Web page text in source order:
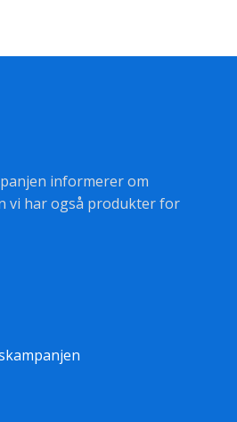
informerer om
vi har også produkter for